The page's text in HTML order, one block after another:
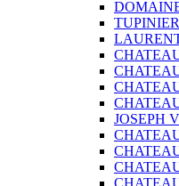
JOSEPH